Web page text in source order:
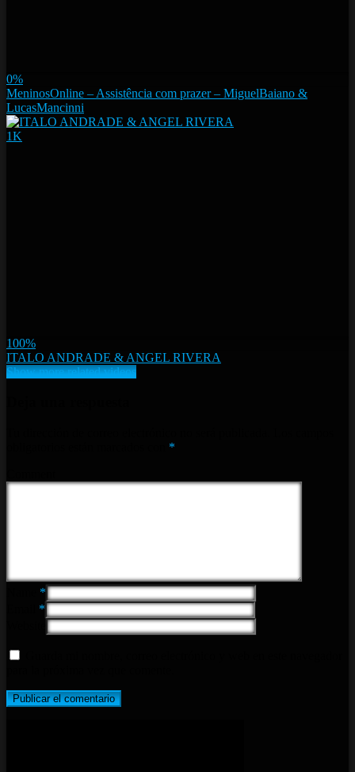
0%
MeninosOnline – Assistência com prazer – MiguelBaiano &
LucasMancinni
1K
100%
ITALO ANDRADE & ANGEL RIVERA
Show more related videos
*
*
*